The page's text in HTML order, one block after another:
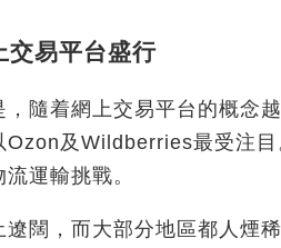
交易平台盛行
，隨着網上交易平台的概念
Ozon及Wildberries最受注
運輸挑戰。
遼闊，而大部分地區都人煙